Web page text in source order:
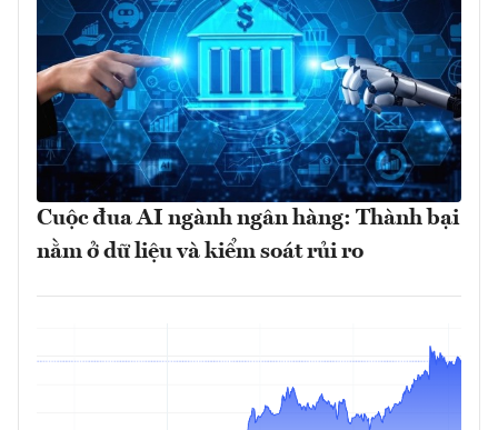
Cuộc đua AI ngành ngân hàng: Thành bại
nằm ở dữ liệu và kiểm soát rủi ro